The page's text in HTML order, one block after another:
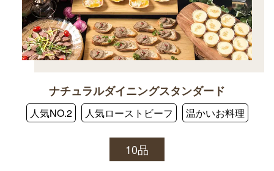
ナチュラルダイニングスタンダード
人気NO.2 人気ローストビーフ 温かいお料理
10品